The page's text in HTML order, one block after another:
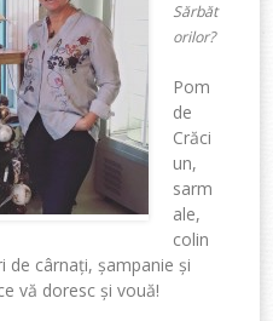
Sărbăt
orilor?
Pom
de
Crăci
un,
sarm
ale,
colin
de cârnați, șampanie și
vă doresc și vouă!